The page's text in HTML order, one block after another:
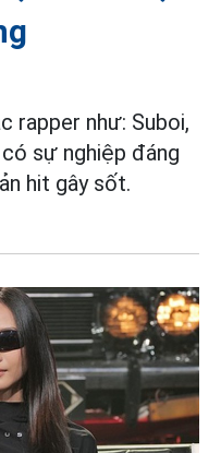
rapper như: Suboi,
sự nghiệp đáng
hit gây sốt.